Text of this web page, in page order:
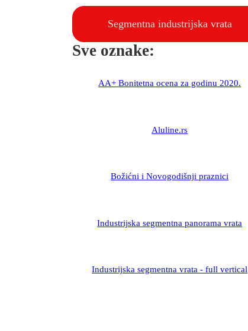
Segmentna industrijska vrata
Sve oznake:
AA+ Bonitetna ocena za godinu 2020.
Aluline.rs
Božićni i Novogodišnji praznici
Industrijska segmentna panorama vrata
Industrijska segmentna vrata - full vertical